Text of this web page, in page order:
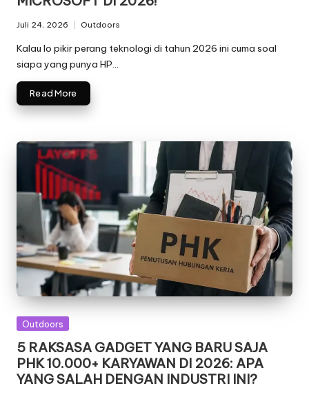
Juli 24, 2026
Posted
in
Outdoors
Kalau lo pikir perang teknologi di tahun 2026 ini cuma soal
siapa yang punya HP…
Read More
Posted
Outdoors
5 RAKSASA GADGET YANG BARU SAJA
PHK 10.000+ KARYAWAN DI 2026: APA
YANG SALAH DENGAN INDUSTRI INI?